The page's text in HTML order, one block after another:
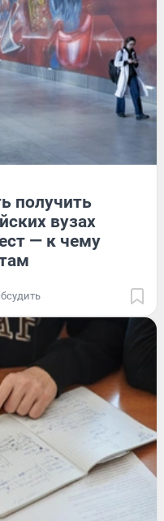
получить
вузах
— к чему